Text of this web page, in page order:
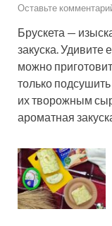
Оставьте
Брускета —
закуска. Удивите
можно
только
их творожным
ароматная